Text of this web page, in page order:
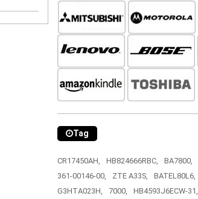
Tag
CR17450AH, HB824666RBC, BA7800,
361-00146-00,
ZTE A33S, BATEL80L6,
G3HTA023H,
7000, HB4593J6ECW-31,